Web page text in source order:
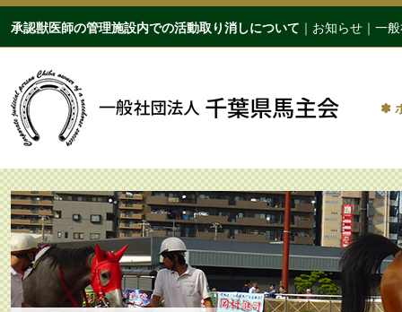
承認獣医師の管理施設内での活動取り消しについて ｜お知らせ｜一
✽